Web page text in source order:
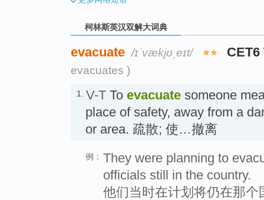
柯林斯英汉双解大词典
evacuate /ɪˈvækjʊˌeɪt/ CET6
evacuates )
1. V-T To evacuate someone
place of safety, away from a
or area. 疏散; 使…撤离
例： They were planning to
officials still in the country.
他们当时在计划将仍在那